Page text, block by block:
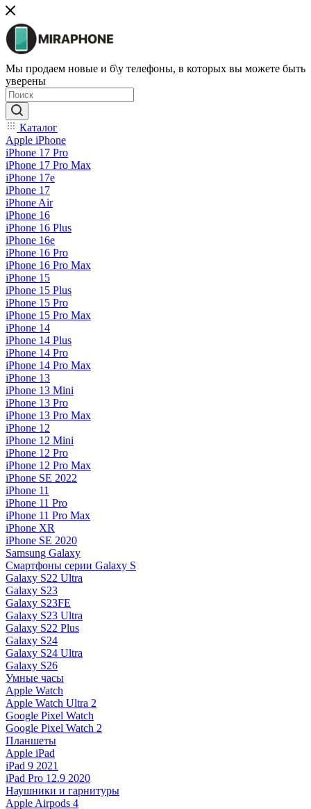
Мы продаем новые и б\у телефоны, в которых вы можете быть
уверены
Каталог
Apple iPhone
iPhone 17 Pro
iPhone 17 Pro Max
iPhone 17e
iPhone 17
iPhone Air
iPhone 16
iPhone 16 Plus
iPhone 16e
iPhone 16 Pro
iPhone 16 Pro Max
iPhone 15
iPhone 15 Plus
iPhone 15 Pro
iPhone 15 Pro Max
iPhone 14
iPhone 14 Plus
iPhone 14 Pro
iPhone 14 Pro Max
iPhone 13
iPhone 13 Mini
iPhone 13 Pro
iPhone 13 Pro Max
iPhone 12
iPhone 12 Mini
iPhone 12 Pro
iPhone 12 Pro Max
iPhone SE 2022
iPhone 11
iPhone 11 Pro
iPhone 11 Pro Max
iPhone XR
iPhone SE 2020
Samsung Galaxy
Смартфоны серии Galaxy S
Galaxy S22 Ultra
Galaxy S23
Galaxy S23FE
Galaxy S23 Ultra
Galaxy S22 Plus
Galaxy S24
Galaxy S24 Ultra
Galaxy S26
Умные часы
Apple Watch
Apple Watch Ultra 2
Google Pixel Watch
Google Pixel Watch 2
Планшеты
Apple iPad
iPad 9 2021
iPad Pro 12.9 2020
Наушники и гарнитуры
Apple Airpods 4